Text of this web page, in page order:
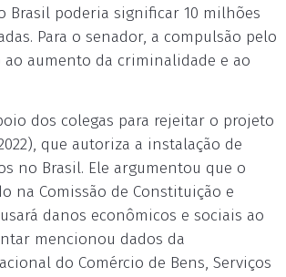
Brasil poderia significar 10 milhões
Para o senador, a compulsão pelo
ao aumento da criminalidade e ao
dos colegas para rejeitar o projeto
que autoriza a instalação de
no Brasil. Ele argumentou que o
na Comissão de Constituição e
danos econômicos e sociais ao
mencionou dados da
do Comércio de Bens, Serviços